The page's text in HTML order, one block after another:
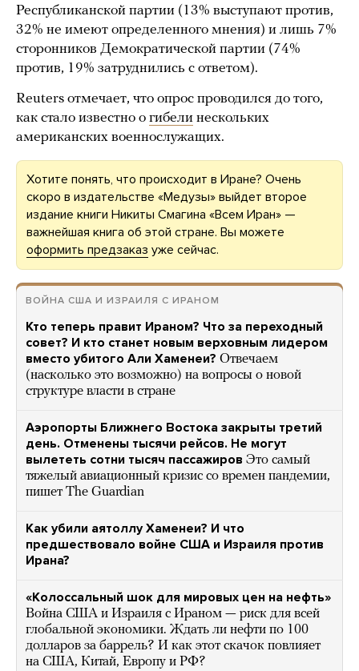
Республиканской партии (13% выступают против,
32% не имеют определенного мнения) и лишь 7%
сторонников Демократической партии (74%
против, 19% затруднились с ответом).
Reuters отмечает, что опрос проводился до того,
как стало известно о гибели нескольких
американских военнослужащих.
Хотите понять, что происходит в Иране? Очень
скоро в издательстве «Медузы» выйдет второе
издание книги Никиты Смагина «Всем Иран» —
важнейшая книга об этой стране. Вы можете
оформить предзаказ уже сейчас.
ВОЙНА США И ИЗРАИЛЯ С ИРАНОМ
Кто теперь правит Ираном? Что за переходный
совет? И кто станет новым верховным лидером
вместо убитого Али Хаменеи? Отвечаем
(насколько это возможно) на вопросы о новой
структуре власти в стране
Аэропорты Ближнего Востока закрыты третий
день. Отменены тысячи рейсов. Не могут
вылететь сотни тысяч пассажиров Это самый
тяжелый авиационный кризис со времен пандемии,
пишет The Guardian
Как убили аятоллу Хаменеи? И что
предшествовало войне США и Израиля против
Ирана?
«Колоссальный шок для мировых цен на нефть»
Война США и Израиля с Ираном — риск для всей
глобальной экономики. Ждать ли нефти по 100
долларов за баррель? И как этот скачок повлияет
на США, Китай, Европу и РФ?